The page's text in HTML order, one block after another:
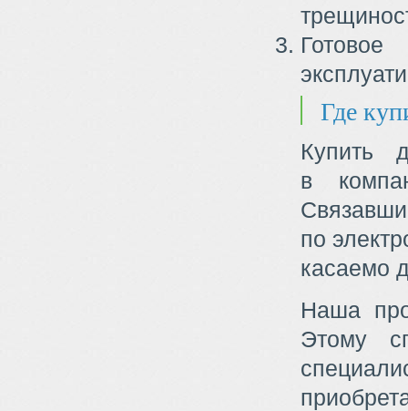
Где
Купить
в
по
касаемо
Наша
Этому